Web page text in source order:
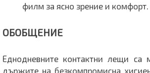
филм за ясно зрение и комфорт.
ОБОБЩЕНИЕ
Еднодневните контактни лещи са
държите на безкомпромисна